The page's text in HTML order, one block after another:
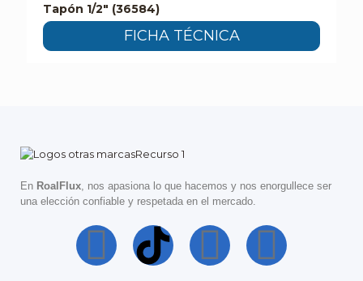
Tapón 1/2″ (36584)
FICHA TÉCNICA
En RoalFlux, nos apasiona lo que hacemos y nos enorgullece ser
una elección confiable y respetada en el mercado.